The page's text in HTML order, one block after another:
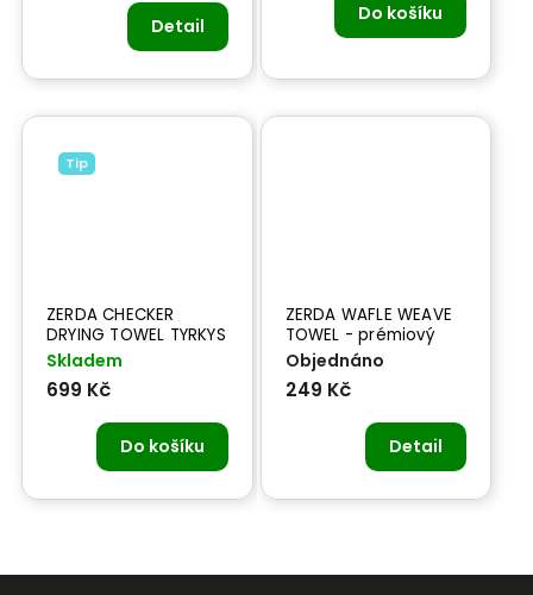
Detail
Do košíku
Tip
ZERDA CHECKER
DRYING TOWEL TYRKYS
950 gsm - hybridní,
extra savý sušící
ručník
Skladem
699 Kč
Do košíku
ZERDA WAFLE WEAVE
TOWEL - prémiový
ručník na skla a okna
Objednáno
249 Kč
Detail